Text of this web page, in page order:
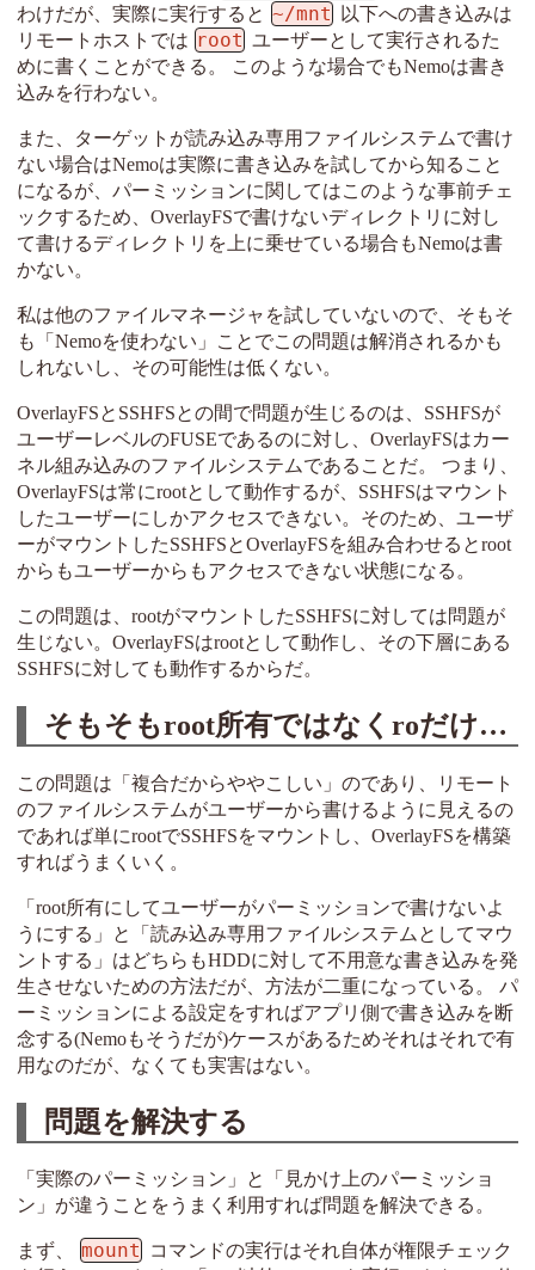
わけだが、実際に実行すると ~/mnt 以下への書き込みは
リモートホストでは root ユーザーとして実行されるた
めに書くことができる。 このような場合でもNemoは書き
込みを行わない。
また、ターゲットが読み込み専用ファイルシステムで書け
ない場合はNemoは実際に書き込みを試してから知ること
になるが、パーミッションに関してはこのような事前チェ
ックするため、OverlayFSで書けないディレクトリに対し
て書けるディレクトリを上に乗せている場合もNemoは書
かない。
私は他のファイルマネージャを試していないので、そもそ
も「Nemoを使わない」ことでこの問題は解消されるかも
しれないし、その可能性は低くない。
OverlayFSとSSHFSとの間で問題が生じるのは、SSHFSが
ユーザーレベルのFUSEであるのに対し、OverlayFSはカー
ネル組み込みのファイルシステムであることだ。 つまり、
OverlayFSは常にrootとして動作するが、SSHFSはマウント
したユーザーにしかアクセスできない。そのため、ユーザ
ーがマウントしたSSHFSとOverlayFSを組み合わせるとroot
からもユーザーからもアクセスできない状態になる。
この問題は、rootがマウントしたSSHFSに対しては問題が
生じない。OverlayFSはrootとして動作し、その下層にある
SSHFSに対しても動作するからだ。
そもそもroot所有ではなくroだけにする
この問題は「複合だからややこしい」のであり、リモート
のファイルシステムがユーザーから書けるように見えるの
であれば単にrootでSSHFSをマウントし、OverlayFSを構築
すればうまくいく。
「root所有にしてユーザーがパーミッションで書けないよ
うにする」と「読み込み専用ファイルシステムとしてマウ
ントする」はどちらもHDDに対して不用意な書き込みを発
生させないための方法だが、方法が二重になっている。 パ
ーミッションによる設定をすればアプリ側で書き込みを断
念する(Nemoもそうだが)ケースがあるためそれはそれで有
用なのだが、なくても実害はない。
問題を解決する
「実際のパーミッション」と「見かけ上のパーミッショ
ン」が違うことをうまく利用すれば問題を解決できる。
まず、 mount
コマンドの実行はそれ自体が権限チェック